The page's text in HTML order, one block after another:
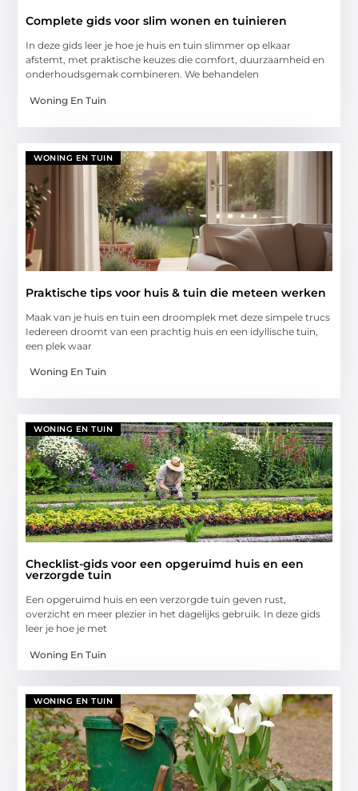
Complete gids voor slim wonen en tuinieren
In deze gids leer je hoe je huis en tuin slimmer op elkaar
afstemt, met praktische keuzes die comfort, duurzaamheid en
onderhoudsgemak combineren. We behandelen
Woning En Tuin
WONING EN TUIN
Praktische tips voor huis & tuin die meteen werken
Maak van je huis en tuin een droomplek met deze simpele trucs
Iedereen droomt van een prachtig huis en een idyllische tuin,
een plek waar
Woning En Tuin
WONING EN TUIN
Checklist-gids voor een opgeruimd huis en een
verzorgde tuin
Een opgeruimd huis en een verzorgde tuin geven rust,
overzicht en meer plezier in het dagelijks gebruik. In deze gids
leer je hoe je met
Woning En Tuin
WONING EN TUIN